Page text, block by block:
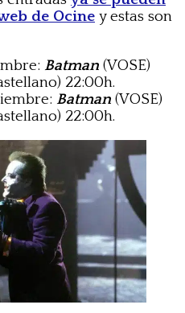
de Ocine y estas son
Batman (VOSE)
22:00h.
Batman (VOSE)
22:00h.